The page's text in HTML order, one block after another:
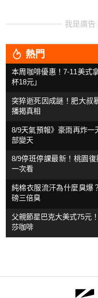
我是廣告
熱門
本周咖啡優惠！7-11美式
杯18元」
突猝逝死因成謎！肥大
播揭真相
8/9天氣預報》豪雨再炸
部變天
8/9停班停課最新！桃園
一次看
純棉衣服流汗為什麼臭
磅三倍臭
父親節星巴克大美式75元
莎咖啡